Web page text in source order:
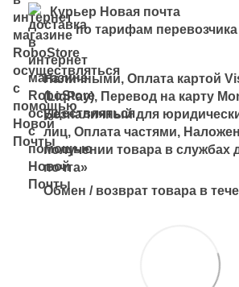
Курьер
по тарифам перевозчика
Наличными, Оплата картой
(LiqPay), Перевод на карту
Безналичный для
лиц, Оплата частями,
получении товара в службах
почта»
Обмен / возврат товара в